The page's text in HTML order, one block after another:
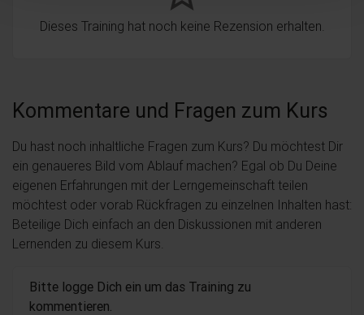
Dieses Training hat noch keine Rezension erhalten.
Kommentare und Fragen zum Kurs
Du hast noch inhaltliche Fragen zum Kurs? Du möchtest Dir
ein genaueres Bild vom Ablauf machen? Egal ob Du Deine
eigenen Erfahrungen mit der Lerngemeinschaft teilen
möchtest oder vorab Rückfragen zu einzelnen Inhalten hast:
Beteilige Dich einfach an den Diskussionen mit anderen
Lernenden zu diesem Kurs.
Bitte logge Dich ein um das Training zu
kommentieren.